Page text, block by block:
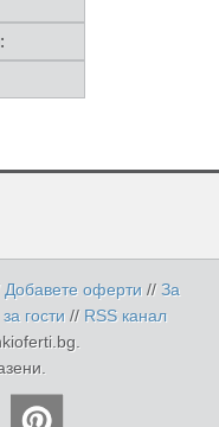
Добавете оферти//За
гости // RSS канал